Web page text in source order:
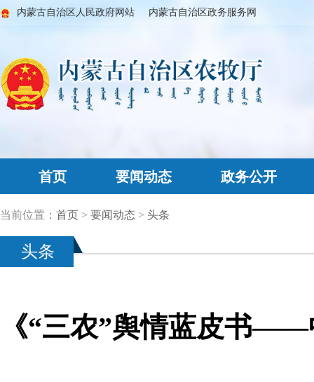
内蒙古自治区人民政府网站 内蒙古自治区政务服务网
首页 要闻动态 政务公开
当前位置： 首页 > 要闻动态 > 头条
头条
《“三农”舆情蓝皮书——